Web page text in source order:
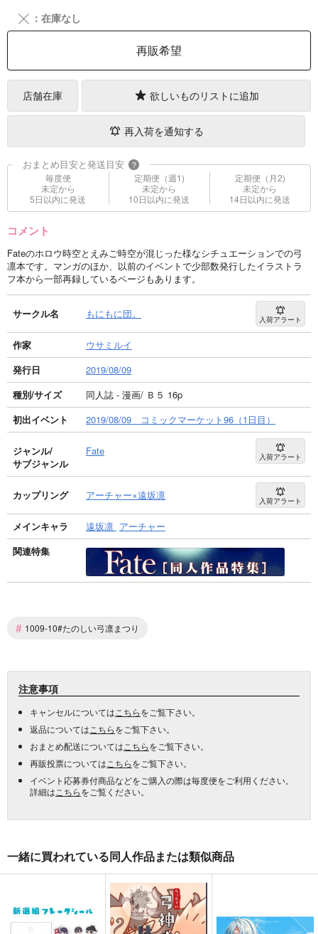
╳ ：在庫なし
再販希望
店舗在庫 欲しいものリストに追加
再入荷を通知する
おまとめ目安と発送目安 ?
毎度便
未定から
5日以内に発送
定期便（週1)
未定から
10日以内に発送
定期便（月2)
未定から
14日以内に発送
コメント
Fateのホロウ時空とえみご時空が混じった様なシチュエーションでの弓
凛本です。マンガのほか、以前のイベントで少部数発行したイラストラ
フ本から一部再録しているページもあります。
サークル名 もにもに団。 入荷アラート
作家
ウサミルイ
発行日
2019/08/09
種別/サイズ
同人誌 - 漫画/ Ｂ５ 16p
初出イベント
2019/08/09 コミックマーケット96（1日目）
ジャンル/
サブジャンル
Fate 入荷アラート
カップリング アーチャー×遠坂凛 入荷アラート
メインキャラ 遠坂凛 アーチャー
関連特集
# 1009-10#たのしい弓凛まつり
注意事項
キャンセルについては こちらをご覧下さい。
返品については こちらをご覧下さい。
おまとめ配送については こちらをご覧下さい。
再販投票については こちらをご覧下さい。
イベント応募券付商品などをご購入の際は毎度便をご利用ください。
詳細は こちらをご覧ください。
一緒に買われている同人作品または類似商品